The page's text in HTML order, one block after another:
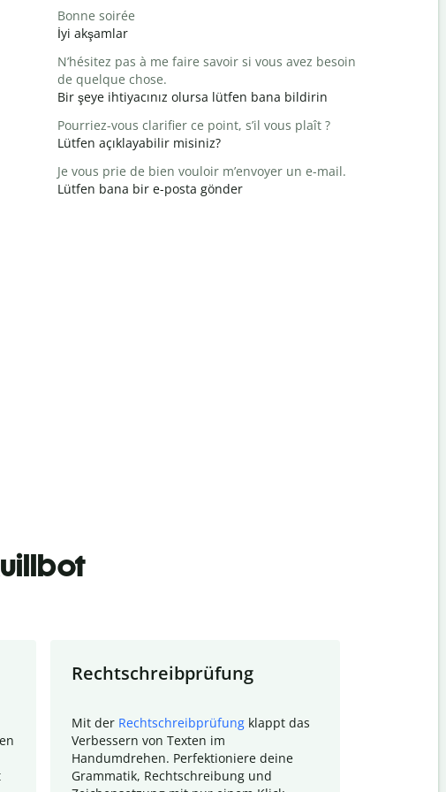
Bonne soirée
İyi akşamlar
N’hésitez pas à me faire savoir si vous avez besoin
de quelque chose.
Bir şeye ihtiyacınız olursa lütfen bana bildirin
Pourriez-vous clarifier ce point, s’il vous plaît ?
Lütfen açıklayabilir misiniz?
Je vous prie de bien vouloir m’envoyer un e-mail.
Lütfen bana bir e-posta gönder
Rechtschreibprüfung
Mit der Rechtschreibprüfung klappt das
Verbessern von Texten im
Handumdrehen. Perfektioniere deine
Grammatik, Rechtschreibung und